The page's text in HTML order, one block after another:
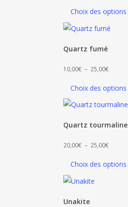
Choix des options
prix :
12,00€
Choix des options
Quartz fumé
10,00€ – 25,00€Plage
prix :
10,00€
Choix des options
Quartz tourmaline
20,00€ – 25,00€Plage
prix :
Unakite